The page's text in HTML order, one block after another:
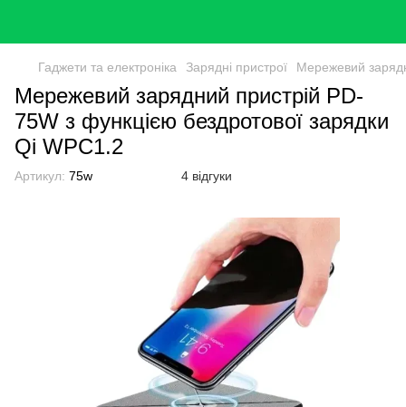
Гаджети та електроніка Зарядні пристрої Мережевий
Мережевий зарядний пристрій PD-
75W з функцією бездротової зарядки
Qi WPC1.2
Артикул: 75w 4 відгуки